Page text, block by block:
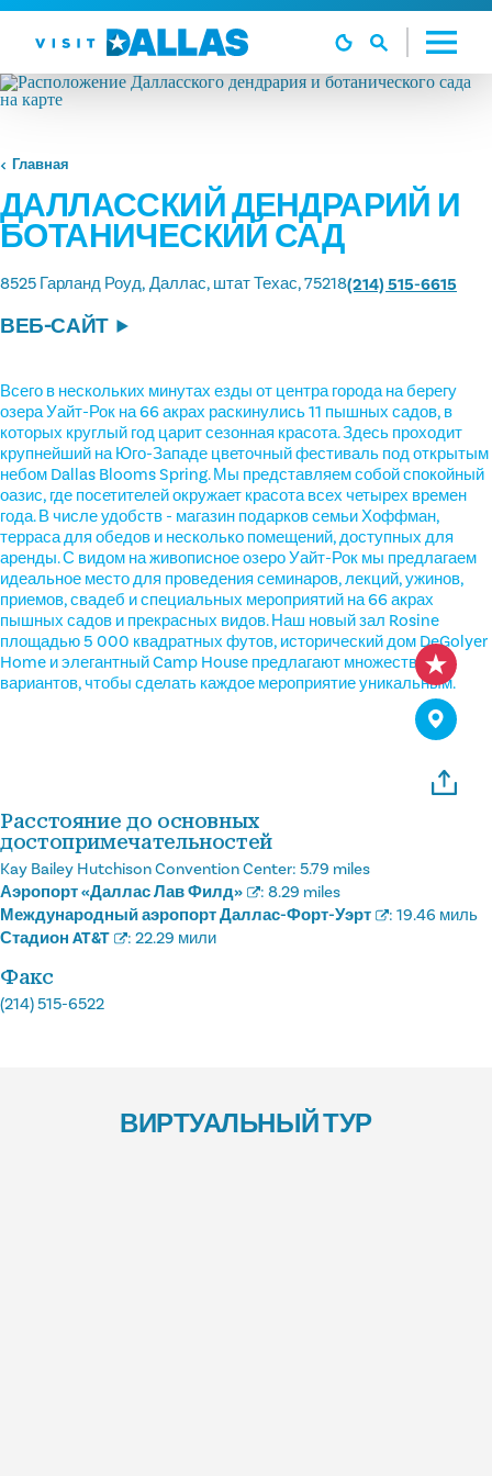
Перейти к содержанию
Главная
ДАЛЛАССКИЙ ДЕНДРАРИЙ И
БОТАНИЧЕСКИЙ САД
8525 Гарланд Роуд Даллас, штат Техас, 75218(214) 515-6615
ВЕБ-САЙТ
Всего в нескольких минутах езды от центра города на берегу
озера Уайт-Рок на 66 акрах раскинулись 11 пышных садов, в
которых круглый год царит сезонная красота. Здесь проходит
крупнейший на Юго-Западе цветочный фестиваль под открытым
небом Dallas Blooms Spring. Мы представляем собой спокойный
оазис, где посетителей окружает красота всех четырех времен
года. В числе удобств - магазин подарков семьи Хоффман,
терраса для обедов и несколько помещений, доступных для
аренды. С видом на живописное озеро Уайт-Рок мы предлагаем
идеальное место для проведения семинаров, лекций, ужинов,
приемов, свадеб и специальных мероприятий на 66 акрах
пышных садов и прекрасных видов. Наш новый зал Rosine
площадью 5 000 квадратных футов, исторический дом DeGolyer
Home и элегантный Camp House предлагают множество
вариантов, чтобы сделать каждое мероприятие уникальным.
Расстояние до основных
достопримечательностей
Kay Bailey Hutchison Convention Center: 5.79 miles
Аэропорт «Даллас Лав Филд» : 8.29 miles
Международный аэропорт Даллас-Форт-Уэрт : 19.46 миль
Стадион AT&T : 22.29 мили
Факс
(214) 515-6522
ВИРТУАЛЬНЫЙ ТУР